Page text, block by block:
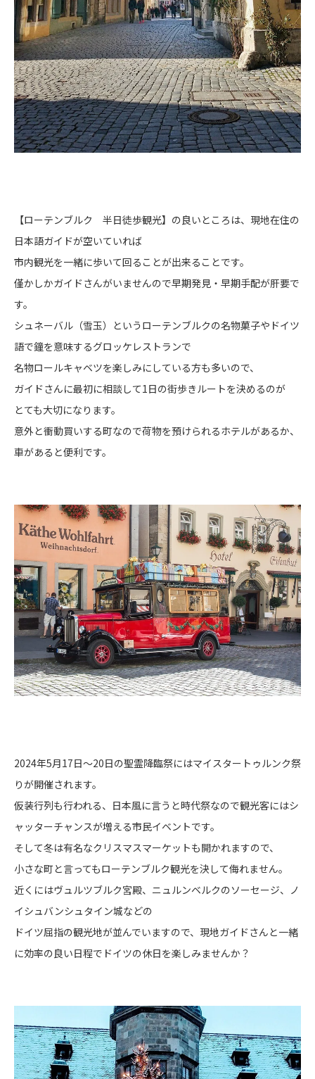
【ローテンブルク 半日徒歩観光】の良いところは、現地在住の
日本語ガイドが空いていれば
市内観光を一緒に歩いて回ることが出来ることです。
僅かしかガイドさんがいませんので早期発見・早期手配が肝要で
す。
シュネーバル（雪玉）というローテンブルクの名物菓子やドイツ
語で鐘を意味するグロッケレストランで
名物ロールキャベツを楽しみにしている方も多いので、
ガイドさんに最初に相談して1日の街歩きルートを決めるのが
とても大切になります。
意外と衝動買いする町なので荷物を預けられるホテルがあるか、
車があると便利です。
2024年5月17日～20日の聖霊降臨祭にはマイスタートゥルンク祭
りが開催されます。
仮装行列も行われる、日本風に言うと時代祭なので観光客にはシ
ャッターチャンスが増える市民イベントです。
そして冬は有名なクリスマスマーケットも開かれますので、
小さな町と言ってもローテンブルク観光を決して侮れません。
近くにはヴュルツブルク宮殿、ニュルンベルクのソーセージ、ノ
イシュバンシュタイン城などの
ドイツ屈指の観光地が並んでいますので、現地ガイドさんと一緒
に効率の良い日程でドイツの休日を楽しみませんか？